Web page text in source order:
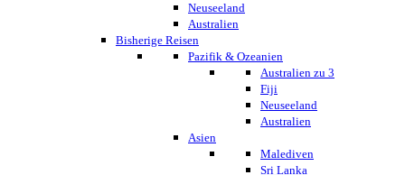
Neuseeland
Australien
Bisherige Reisen
Pazifik & Ozeanien
Australien zu 3
Fiji
Neuseeland
Australien
Asien
Malediven
Sri Lanka